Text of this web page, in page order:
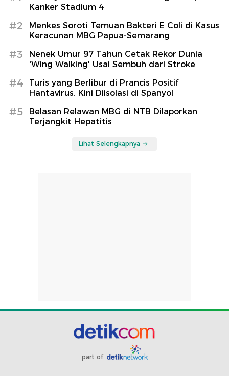
Kanker Stadium 4
#2
Menkes Soroti Temuan Bakteri E Coli di Kasus
Keracunan MBG Papua-Semarang
#3
Nenek Umur 97 Tahun Cetak Rekor Dunia
'Wing Walking' Usai Sembuh dari Stroke
#4
Turis yang Berlibur di Prancis Positif
Hantavirus, Kini Diisolasi di Spanyol
#5
Belasan Relawan MBG di NTB Dilaporkan
Terjangkit Hepatitis
Lihat Selengkapnya
part of